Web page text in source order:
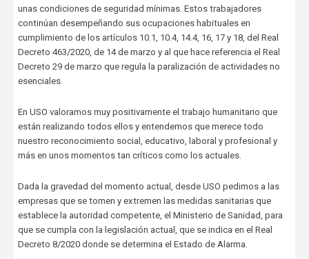
unas condiciones de seguridad mínimas. Estos trabajadores
continúan desempeñando sus ocupaciones habituales en
cumplimiento de los artículos 10.1, 10.4, 14.4, 16, 17 y 18, del Real
Decreto 463/2020, de 14 de marzo y al que hace referencia el Real
Decreto 29 de marzo que regula la paralización de actividades no
esenciales.
En USO valoramos muy positivamente el trabajo humanitario que
están realizando todos ellos y entendemos que merece todo
nuestro reconocimiento social, educativo, laboral y profesional y
más en unos momentos tan críticos como los actuales.
Dada la gravedad del momento actual, desde USO pedimos a las
empresas que se tomen y extremen las medidas sanitarias que
establece la autoridad competente, el Ministerio de Sanidad, para
que se cumpla con la legislación actual, que se indica en el Real
Decreto 8/2020 donde se determina el Estado de Alarma.